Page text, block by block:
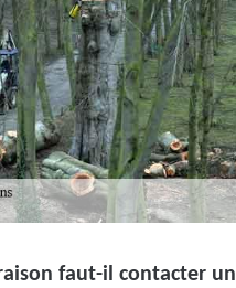
faut-il contacter un